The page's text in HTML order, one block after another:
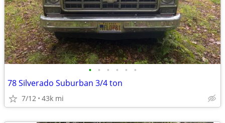
• • • • • •
78 Silverado Suburban 3/4 ton
7/12 43k mi